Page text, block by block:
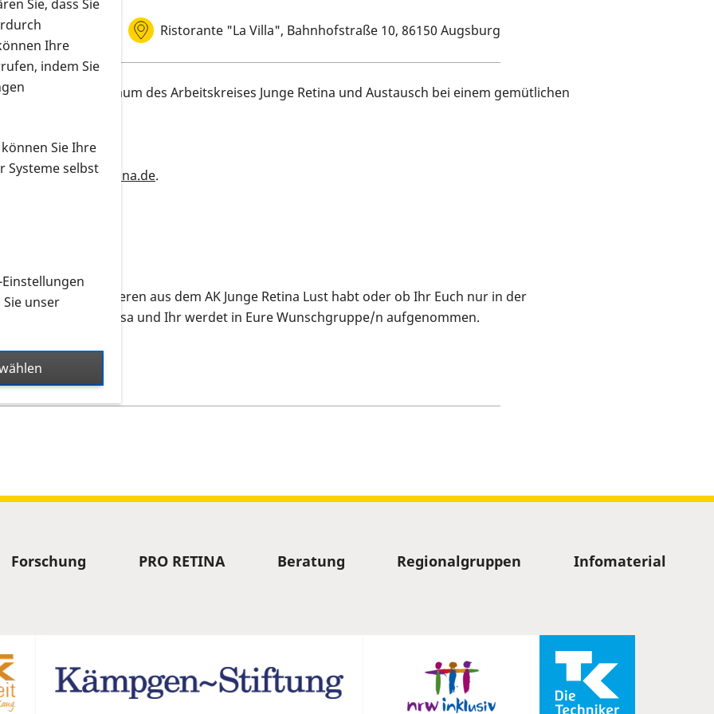
Veranstaltungsort
Ristorante "La Villa", Bahnhofstraße 10, 86150 Augsburg
zweijährigen Jubiläum des Arbeitskreises Junge Retina und Austausch bei einem gemütlichen
22. April,
retina.de.
mit Lisa und anderen aus dem AK Junge Retina Lust habt oder ob Ihr Euch nur in der
meldet Euch bei Lisa und Ihr werdet in Eure Wunschgruppe/n aufgenommen.
Forschung PRO RETINA Beratung Regionalgruppen Infomaterial
Sie, dass Sie
Ihre
indem Sie
Sie Ihre
Systeme selbst
unser